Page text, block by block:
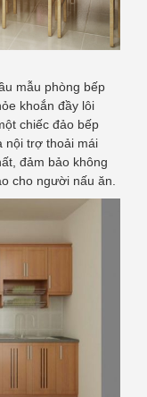
mẫu phòng bếp
khoắn đầy lôi
chiếc đảo bếp
nội trợ thoải mái
đảm bảo không
cho người nấu ăn.